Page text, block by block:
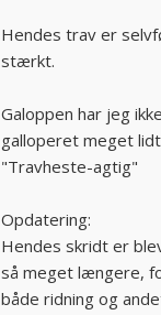
Hendes trav er
stærkt.
Galoppen har jeg
galloperet meget
"Travheste-agtig"
Opdatering:
Hendes skridt er
så meget længere,
både ridning og